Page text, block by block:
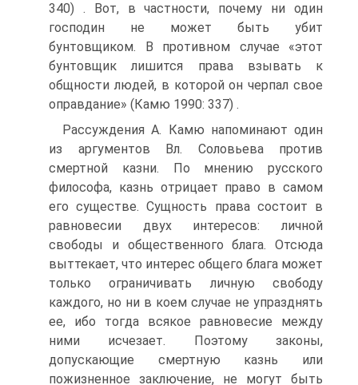
340) . Вот, в частности, почему ни один
господин не может быть убит
бунтовщиком. В противном случае «этот
бунтовщик лишится права взывать к
общности людей, в которой он черпал свое
оправдание» (Камю 1990: 337) .
Рассуждения А. Камю напоминают один
из аргументов Вл. Соловьева против
смертной казни. По мнению русского
философа, казнь отрицает право в самом
его существе. Сущность права состоит в
равновесии двух интересов: личной
свободы и общественного блага. Отсюда
выттекает, что интерес общего блага может
только ограничивать личную свободу
каждого, но ни в коем случае не упразднять
ее, ибо тогда всякое равновесие между
ними исчезает. Поэтому законы,
допускающие смертную казнь или
пожизненное заключение, не могут быть